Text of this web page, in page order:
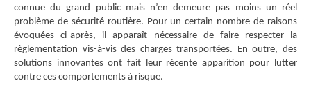
connue du grand public mais n’en demeure pas moins un réel
problème de sécurité routière. Pour un certain nombre de raisons
évoquées ci-après, il apparaît nécessaire de faire respecter la
règlementation vis-à-vis des charges transportées. En outre, des
solutions innovantes ont fait leur récente apparition pour lutter
contre ces comportements à risque.